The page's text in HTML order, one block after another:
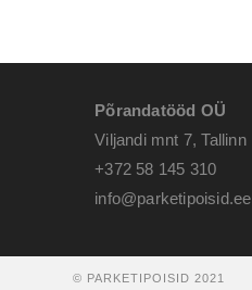
Põrandatööd OÜ
Viljandi mnt 7, Tallinn
+372 58 145 310
info@parketipoisid.ee
© PARKETIPOISID 2021